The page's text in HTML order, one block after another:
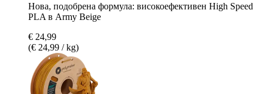
Нова, подобрена формула: високоефективен High Speed
PLA в Army Beige
€ 24,99
(€ 24,99 / kg)